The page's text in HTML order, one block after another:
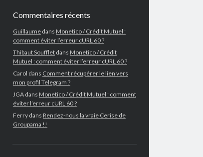
Commentaires récents
Guillaumedans Monetico / Crédit Mutuel :
comment éviter l’erreur cURL 60 ?
Thibaut Souffletdans Monetico / Crédit
Mutuel : comment éviter l’erreur cURL 60 ?
Carol dans Comment récupérer le lien vers
mon profil Telegram ?
JGAdans Monetico / Crédit Mutuel : comment
éviter l’erreur cURL 60 ?
Ferrydans Rendez-nous la vraie Cerise de
Groupama !!